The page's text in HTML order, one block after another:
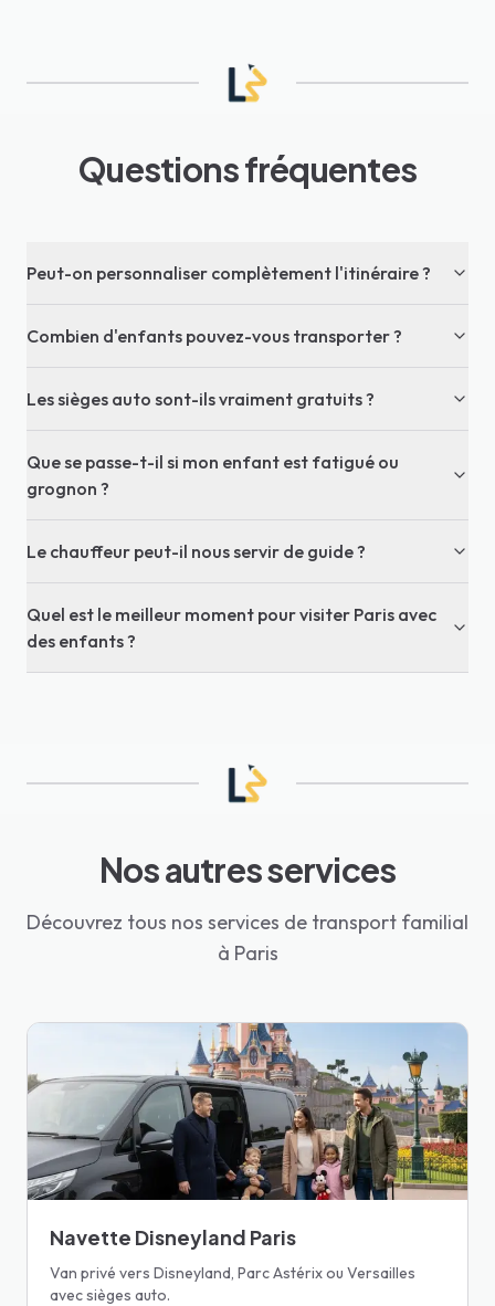
Questions fréquentes
Peut-on personnaliser complètement l'itinéraire ?
Combien d'enfants pouvez-vous transporter ?
Les sièges auto sont-ils vraiment gratuits ?
Que se passe-t-il si mon enfant est fatigué ou
grognon ?
Le chauffeur peut-il nous servir de guide ?
Quel est le meilleur moment pour visiter Paris avec
des enfants ?
Nos autres services
Découvrez tous nos services de transport familial
à Paris
Navette Disneyland Paris
Van privé vers Disneyland, Parc Astérix ou Versailles
avec sièges auto.